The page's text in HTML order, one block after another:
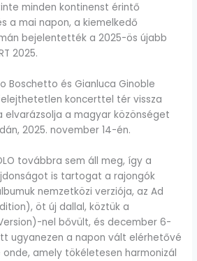
minden kontinenst érintő
a mai napon, a kiemelkedő
bejelentették a 2025-ös újabb
2025.
Boschetto és Gianluca Ginoble
koncerttel tér vissza
elvarázsolja a magyar közönséget
2025. november 14-én.
továbbra sem áll meg, így a
is tartogat a rajongók
nemzetközi verziója, az Ad
öt új dallal, köztük a
nel bővült, és december 6-
ugyanezen a napon vált elérhetővé
onde, amely tökéletesen harmonizál